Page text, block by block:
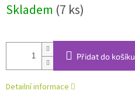
cena:
Skladem (7 ks)
Přidat do košíku
Detailní informace